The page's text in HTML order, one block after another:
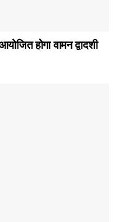
होगा वामन द्वादशी